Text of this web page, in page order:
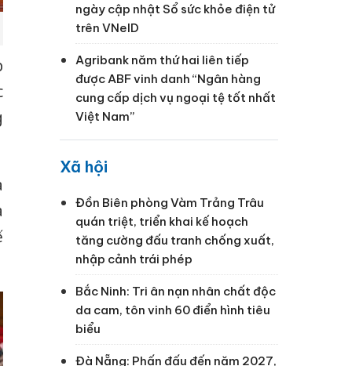
ngày cập nhật Sổ sức khỏe điện tử
trên VNeID
Agribank năm thứ hai liên tiếp
được ABF vinh danh “Ngân hàng
cung cấp dịch vụ ngoại tệ tốt nhất
Việt Nam”
Xã hội
Đồn Biên phòng Vàm Trảng Trâu
quán triệt, triển khai kế hoạch
tăng cường đấu tranh chống xuất,
nhập cảnh trái phép
Bắc Ninh: Tri ân nạn nhân chất độc
da cam, tôn vinh 60 điển hình tiêu
biểu
Đà Nẵng: Phấn đấu đến năm 2027,